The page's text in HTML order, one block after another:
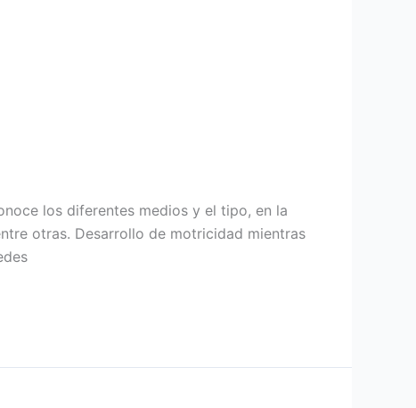
los diferentes medios y el tipo, en la
otras. Desarrollo de motricidad mientras